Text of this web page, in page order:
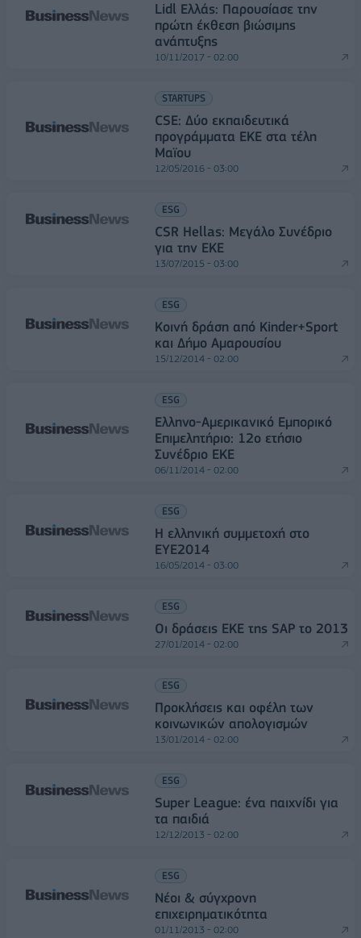
Lidl Ελλάς: Παρουσίασε την
πρώτη έκθεση βιώσιμης
ανάπτυξης
10/11/2017 - 02:00
STARTUPS
CSE: Δύο εκπαιδευτικά
προγράμματα ΕΚΕ στα τέλη
Μαϊου
12/05/2016 - 03:00
ESG
CSR Hellas: Μεγάλο Συνέδριο
για την ΕΚΕ
13/07/2015 - 03:00
ESG
Κοινή δράση από Kinder+Sport
και Δήμο Αμαρουσίου
15/12/2014 - 02:00
ESG
Ελληνο-Αμερικανικό Εμπορικό
Επιμελητήριο: 12ο ετήσιο
Συνέδριο ΕΚΕ
06/11/2014 - 02:00
ESG
Η ελληνική συμμετοχή στο
ΕΥΕ2014
16/05/2014 - 03:00
ESG
Οι δράσεις ΕΚΕ της SAP το 2013
27/01/2014 - 02:00
ESG
Προκλήσεις και οφέλη των
κοινωνικών απολογισμών
13/01/2014 - 02:00
ESG
Super League: ένα παιχνίδι για
τα παιδιά
12/12/2013 - 02:00
ESG
Νέοι & σύγχρονη
επιχειρηματικότητα
01/11/2013 - 02:00